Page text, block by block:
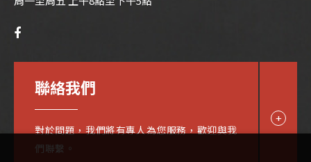
聯絡我們
對於問題，我們將有專人為您服務，歡迎與我
們聯繫。